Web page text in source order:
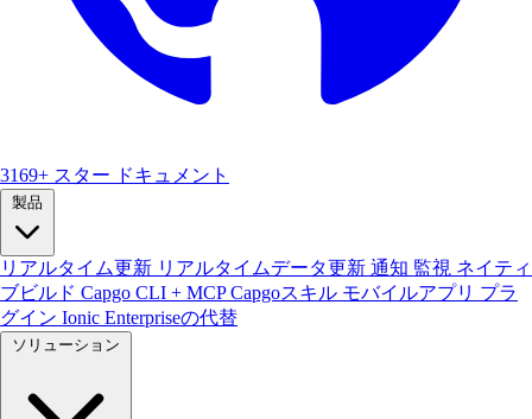
3169+ スター ドキュメント
製品
リアルタイム更新 リアルタイムデータ更新 通知 監視 ネイティ
ブビルド Capgo CLI + MCPCapgoスキル モバイルアプリ プラ
グイン Ionic Enterpriseの代替
ソリューション